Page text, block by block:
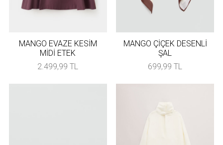
MANGO EVAZE KESİM
MİDİ ETEK
2.499,99 TL
MANGO ÇİÇEK DESENLİ
ŞAL
699,99 TL